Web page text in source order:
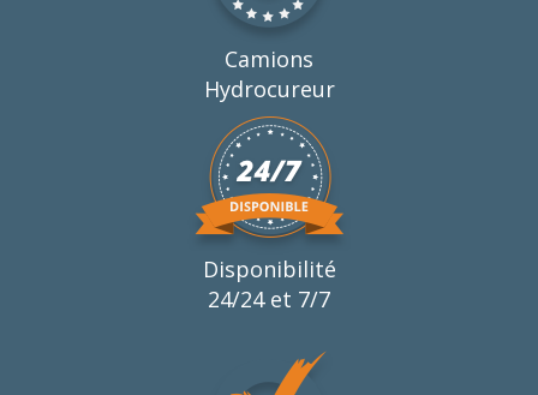
Camions
Hydrocureur
Disponibilité
24/24 et 7/7